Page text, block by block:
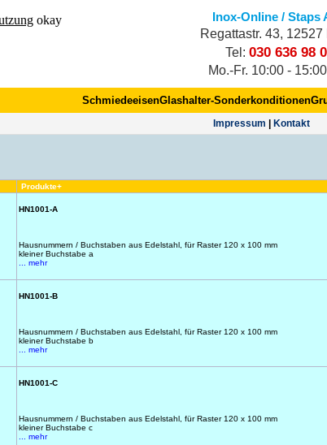
okay
Inox-Online / Staps
Regattastr. 43, 12527
Tel: 030 636 98
Mo.-Fr. 10:00 -
SchmiedeeisenGlashalter-Sonderkonditionen
Impres­sum Kontakt
Produkte+
HN1001-A
Hausnummern / Buchstaben aus Edelstahl, für Raster 120 x 100 mm
kleiner Buchstabe a
... mehr
HN1001-B
Hausnummern / Buchstaben aus Edelstahl, für Raster 120 x 100 mm
kleiner Buchstabe b
... mehr
HN1001-C
Hausnummern / Buchstaben aus Edelstahl, für Raster 120 x 100 mm
kleiner Buchstabe c
... mehr